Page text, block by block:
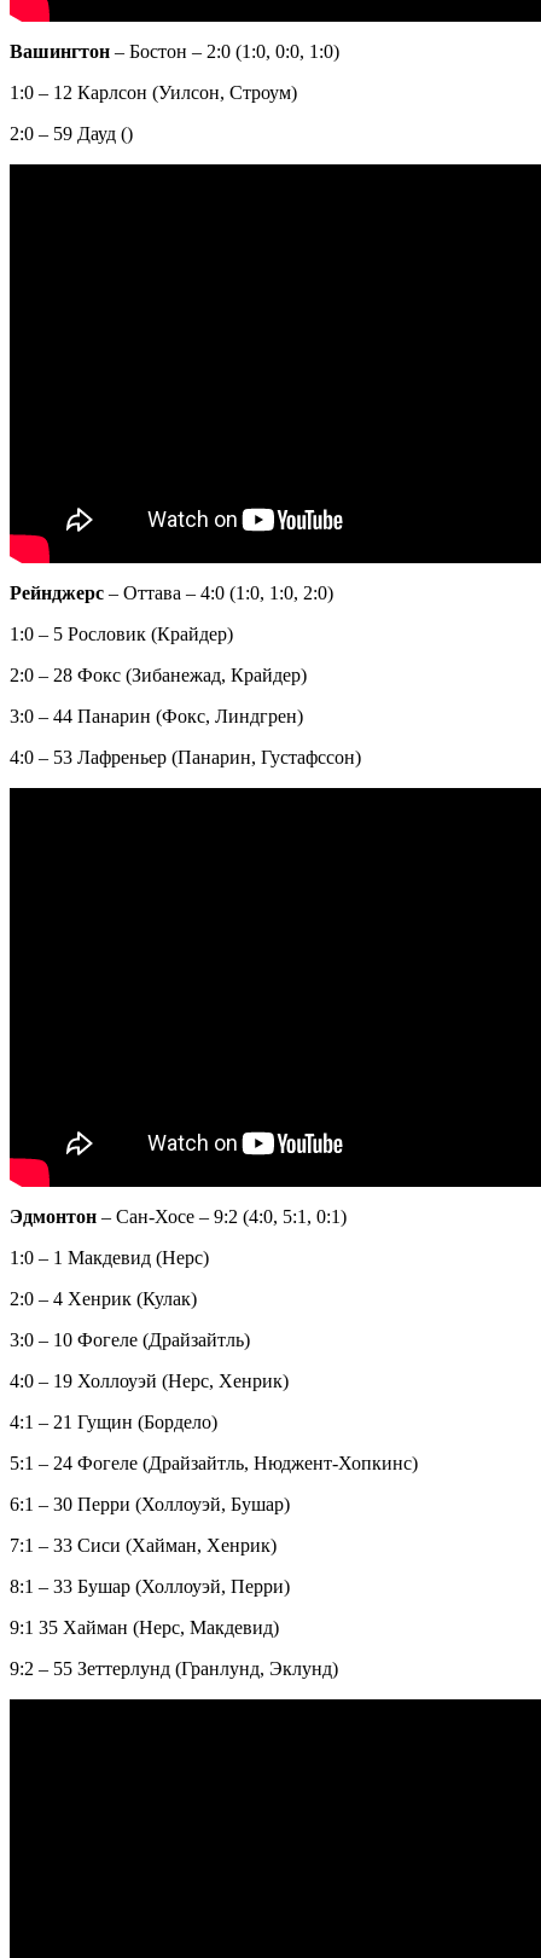
Вашингтон – Бостон – 2:0 (1:0, 0:0, 1:0)
1:0 – 12 Карлсон (Уилсон, Строум)
2:0 – 59 Дауд ()
Рейнджерс – Оттава – 4:0 (1:0, 1:0, 2:0)
1:0 – 5 Рословик (Крайдер)
2:0 – 28 Фокс (Зибанежад, Крайдер)
3:0 – 44 Панарин (Фокс, Линдгрен)
4:0 – 53 Лафреньер (Панарин, Густафссон)
Эдмонтон – Сан-Хосе – 9:2 (4:0, 5:1, 0:1)
1:0 – 1 Макдевид (Нерс)
2:0 – 4 Хенрик (Кулак)
3:0 – 10 Фогеле (Драйзайтль)
4:0 – 19 Холлоуэй (Нерс, Хенрик)
4:1 – 21 Гущин (Бордело)
5:1 – 24 Фогеле (Драйзайтль, Нюджент-Хопкинс)
6:1 – 30 Перри (Холлоуэй, Бушар)
7:1 – 33 Сиси (Хайман, Хенрик)
8:1 – 33 Бушар (Холлоуэй, Перри)
9:1 35 Хайман (Нерс, Макдевид)
9:2 – 55 Зеттерлунд (Гранлунд, Эклунд)